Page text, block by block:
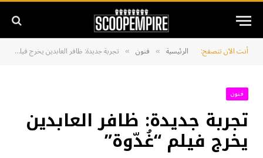
أنت الآن تتصفح: الرئيسية » فنون » تجربة جديدة: ظافر العابدين يخرج فيلم “غُدّوة”
فنون
تجربة جديدة: ظافر العابدين
يخرج فيلم “غُدّوة”